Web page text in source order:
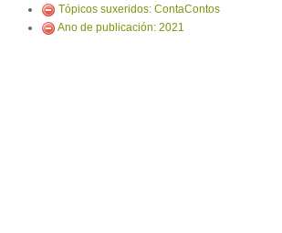
Tópicos suxeridos: ContaContos
Ano de publicación: 2021